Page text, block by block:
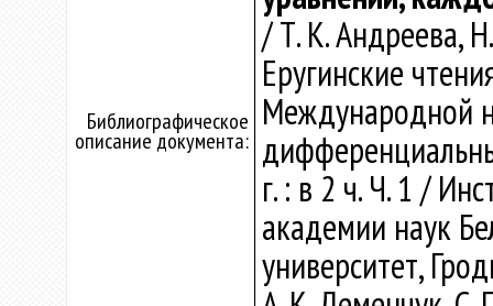
Библиографическое
описание документа:
/ Т. К. Андреева,
Еругинские
Международной
г. : в 2 ч. Ч. 1 /
академии наук
университет,